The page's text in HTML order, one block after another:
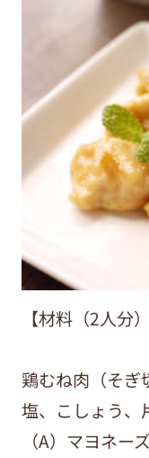
【材料（2人分）
鶏むね肉（そ
塩、こしょう
（A）マヨネ